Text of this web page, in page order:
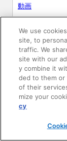
動画
シミュレーシ
24時間換気シ
簡易設計見積
R&Dセンター
商品マスター
We use
site, to
traffic. We
site with our
y combine it
ded to them or
of their
mize your
cy